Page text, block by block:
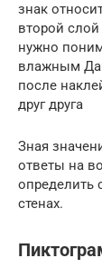
знак
второй слой
нужно
влажным
после
друг друга
Зная
ответы на
определить
стенах.